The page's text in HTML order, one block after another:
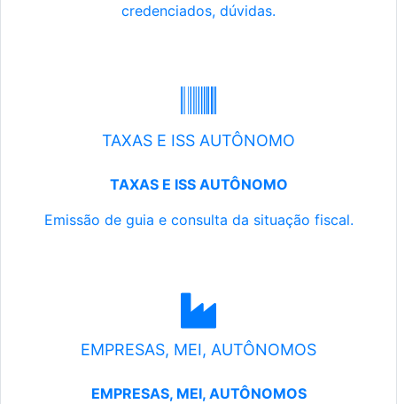
credenciados, dúvidas.
TAXAS E ISS AUTÔNOMO
TAXAS E ISS AUTÔNOMO
Emissão de guia e consulta da situação fiscal.
EMPRESAS, MEI, AUTÔNOMOS
EMPRESAS, MEI, AUTÔNOMOS